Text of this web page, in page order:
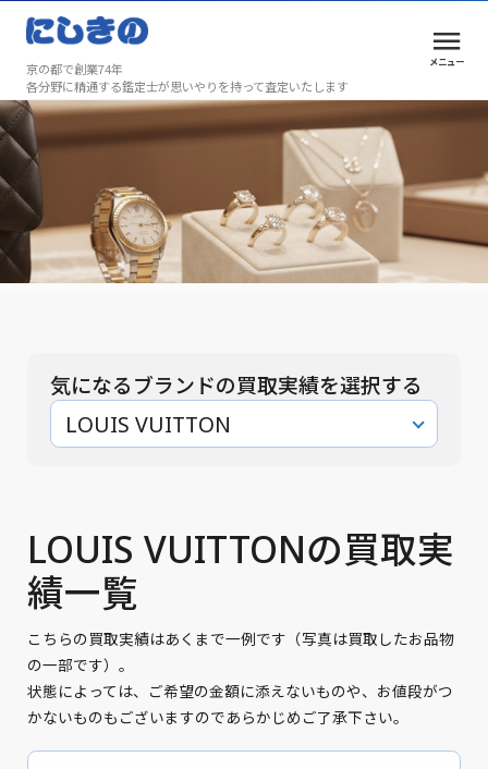
京の都で創業74年
各分野に精通する鑑定士が思いやりを持って査定いたします
メニュー
買取実績
気になるブランドの買取実績を選択する
LOUIS VUITTON
LOUIS VUITTONの買取実
績一覧
こちらの買取実績はあくまで一例です（写真は買取したお品物
の一部です）。
状態によっては、ご希望の金額に添えないものや、お値段がつ
かないものもございますのであらかじめご了承下さい。